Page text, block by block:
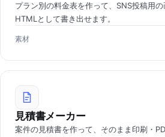
プラン別の料金表を作って、SNS投稿用
HTMLとして書き出せます。
素材
見積書メーカー
案件の見積書を作って、そのまま印刷・